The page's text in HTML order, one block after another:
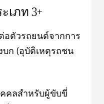
เภท 3+
ตัวรถยนต์จากการ
บก (อุบัติเหตุรถชน
คลสำหรับผู้ขับขี่